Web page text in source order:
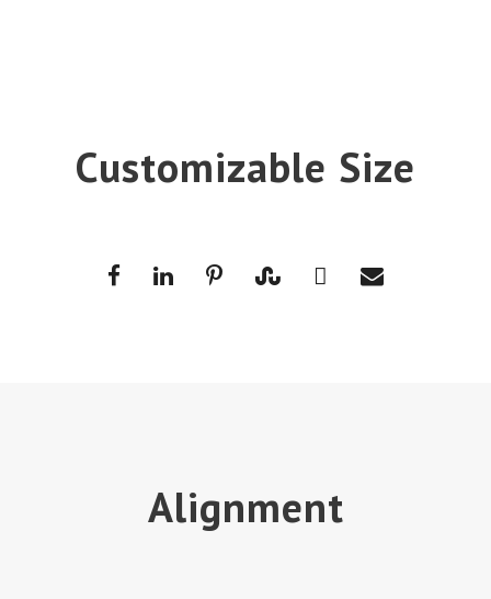
Customizable Size
Alignment